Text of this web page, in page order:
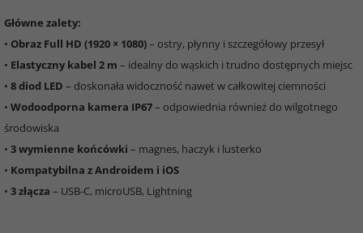
Główne zalety:
• Obraz Full HD (1920 × 1080)– ostry, płynny i szczegółowy przesył
• Elastyczny kabel 2 m – idealny do wąskich i trudno dostępnych miejsc
• 8 diod LED – doskonała widoczność nawet w całkowitej ciemności
• Wodoodporna kamera IP67– odpowiednia również do wilgotnego
środowiska
• 3 wymienne końcówki – magnes, haczyk i lusterko
• Kompatybilna z Androidem i iOS
• 3 złącza – USB-C, microUSB, Lightning